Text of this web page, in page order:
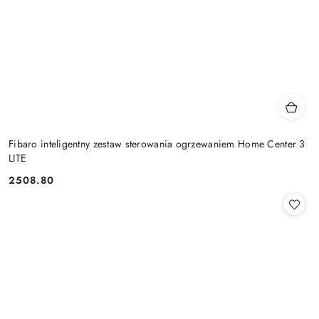
Fibaro inteligentny zestaw sterowania ogrzewaniem Home Center 3
LITE
Cena:
2508.80